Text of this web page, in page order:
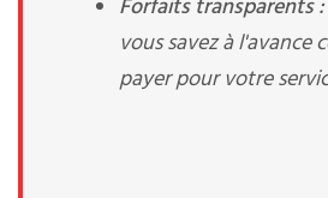
Forfaits transparents :
vous savez à l'avance
payer pour votre